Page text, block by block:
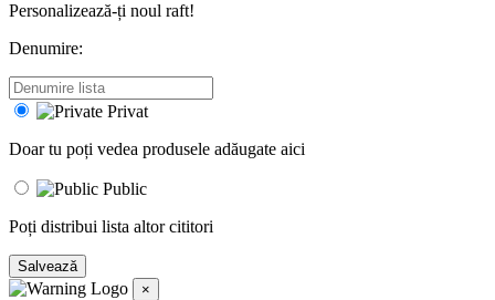
Personalizează-ți noul raft!
Denumire:
Privat
Doar tu poți vedea produsele adăugate aici
Public
Poți distribui lista altor cititori
Salvează
×